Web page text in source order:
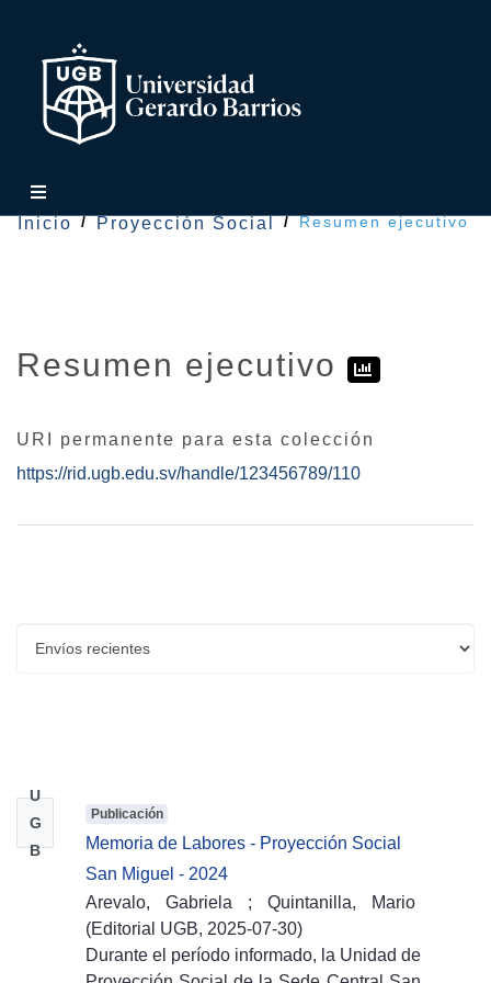
Inicio Proyección Social Resumen ejecutivo
Resumen ejecutivo
URI permanente para esta colección
https://rid.ugb.edu.sv/handle/123456789/110
U
G
B
Publicación
Memoria de Labores - Proyección Social
San Miguel - 2024
Arevalo, Gabriela
; Quintanilla, Mario
(Editorial UGB, 2025-07-30)
Durante el período informado, la Unidad de